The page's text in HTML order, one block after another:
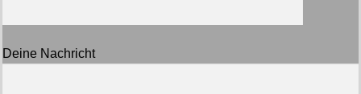
Deine Nachricht